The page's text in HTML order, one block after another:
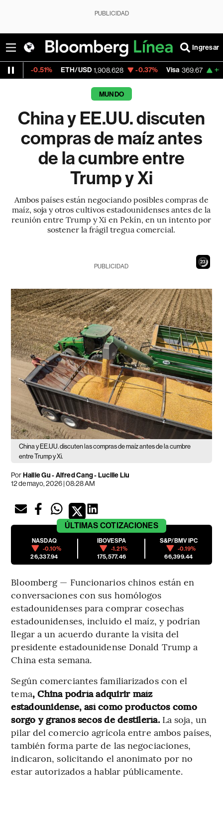
PUBLICIDAD
Ingresar
ETH/USD 1,908.628 -0.37% Visa 369.67 +0.31%
MUNDO
China y EE.UU. discuten
compras de maíz antes
de la cumbre entre
Trump y Xi
Ambos países están negociando posibles compras de
maíz, soja y otros cultivos estadounidenses antes de la
reunión entre Trump y Xi en Pekín, en un intento por
sostener la frágil tregua comercial.
21
PUBLICIDAD
China y EE.UU. discuten las compras de maíz antes de la cumbre
entre Trump y Xi.
PorHallie Gu - Alfred Cang - Lucille Liu
12 de mayo, 2026 | 08:28 AM
ÚLTIMAS COTIZACIONES
NASDAQ
-0.10%
26,337.94
IBOVESPA
-1.21%
175,577.46
S&P/BMV IPC
-0.19%
66,399.44
Bloomberg — Funcionarios chinos están en
conversaciones con sus homólogos
estadounidenses para comprar cosechas
estadounidenses, incluido el maíz, y podrían
llegar a un acuerdo durante la visita del
presidente estadounidense Donald Trump a
China esta semana.
Según comerciantes familiarizados con el
tema, China podría adquirir maíz
estadounidense, así como productos como
sorgo y granos secos de destilería.La soja, un
pilar del comercio agrícola entre ambos países,
también forma parte de las negociaciones,
indicaron, solicitando el anonimato por no
estar autorizados a hablar públicamente.